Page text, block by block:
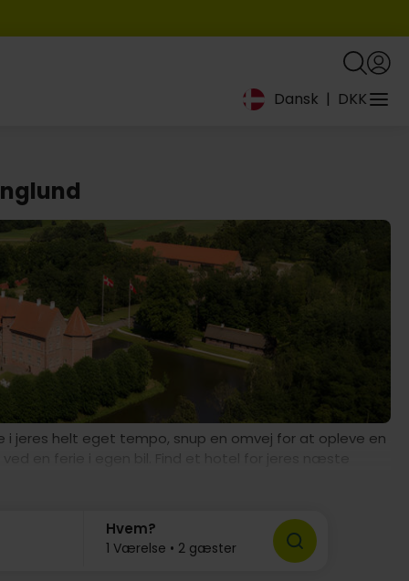
Dansk | DKK
i jeres helt eget tempo, snup en omvej for at opleve en
en ferie i egen bil. Find et hotel for jeres næste
Hvem?
1 Værelse • 2 gæster